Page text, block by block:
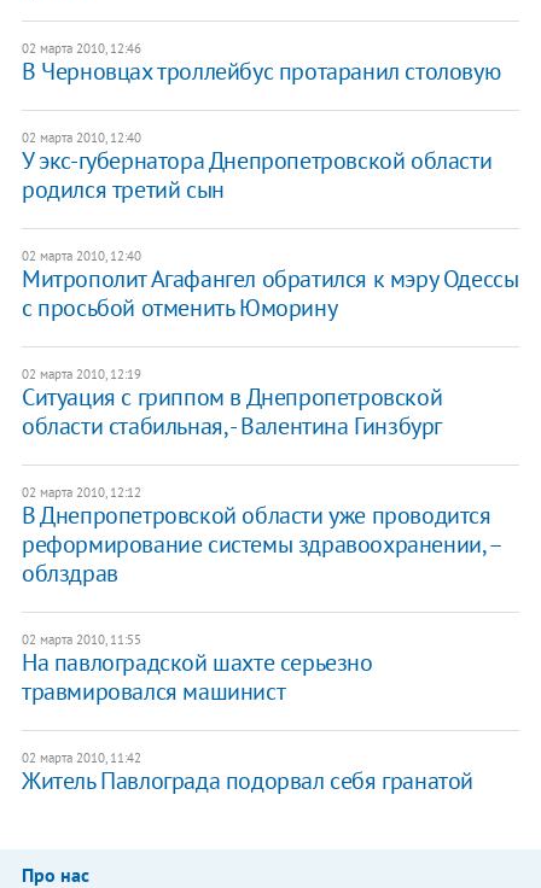
02 марта 2010, 12:46
В Черновцах троллейбус протаранил столовую
02 марта 2010, 12:40
У экс-губернатора Днепропетровской области
родился третий сын
02 марта 2010, 12:40
Митрополит Агафангел обратился к мэру Одессы
с просьбой отменить Юморину
02 марта 2010, 12:19
Ситуация с гриппом в Днепропетровской
области стабильная, - Валентина Гинзбург
02 марта 2010, 12:12
В Днепропетровской области уже проводится
реформирование системы здравоохранении, –
облздрав
02 марта 2010, 11:55
На павлоградской шахте серьезно
травмировался машинист
02 марта 2010, 11:42
Житель Павлограда подорвал себя гранатой
Про нас